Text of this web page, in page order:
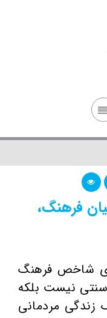
فرهنگ،
شاخص فرهنگ
نیست بلکه
زندگی مردمانی